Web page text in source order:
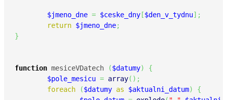
$jmeno_dne = $ceske_dny [$den_v_tydnu] ;
return $jmeno_dne;
}
function mesiceVDatech ($datumy)
{
$pole_mesicu = array( ) ;
foreach
($datumy as $aktualni_datum)
{